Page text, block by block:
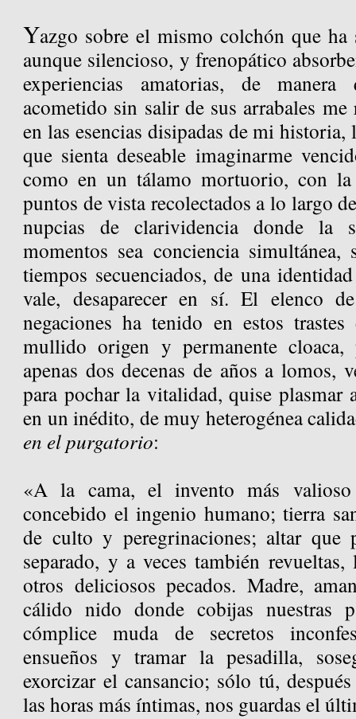
Yazgo sobre el mismo colchón que
aunque silencioso, y frenopático
experiencias amatorias, de
acometido sin salir de sus arrabales
en las esencias disipadas de mi historia,
que sienta deseable imaginarme
como en un tálamo mortuorio, con
puntos de vista recolectados a lo largo
nupcias de clarividencia donde la
momentos sea conciencia
tiempos secuenciados, de una
vale, desaparecer en sí. El elenco
negaciones ha tenido en estos
mullido origen y permanente cloaca,
apenas dos decenas de años a lomos,
para pochar la vitalidad, quise plasmar
en un inédito, de muy heterogénea
en el purgatorio:
«A la cama, el invento más
concebido el ingenio humano; tierra
de culto y peregrinaciones; altar que
separado, y a veces también
otros deliciosos pecados. Madre,
cálido nido donde cobijas nuestras
cómplice muda de secretos
ensueños y tramar la pesadilla,
exorcizar el cansancio; sólo tú,
las horas más íntimas, nos guardas el